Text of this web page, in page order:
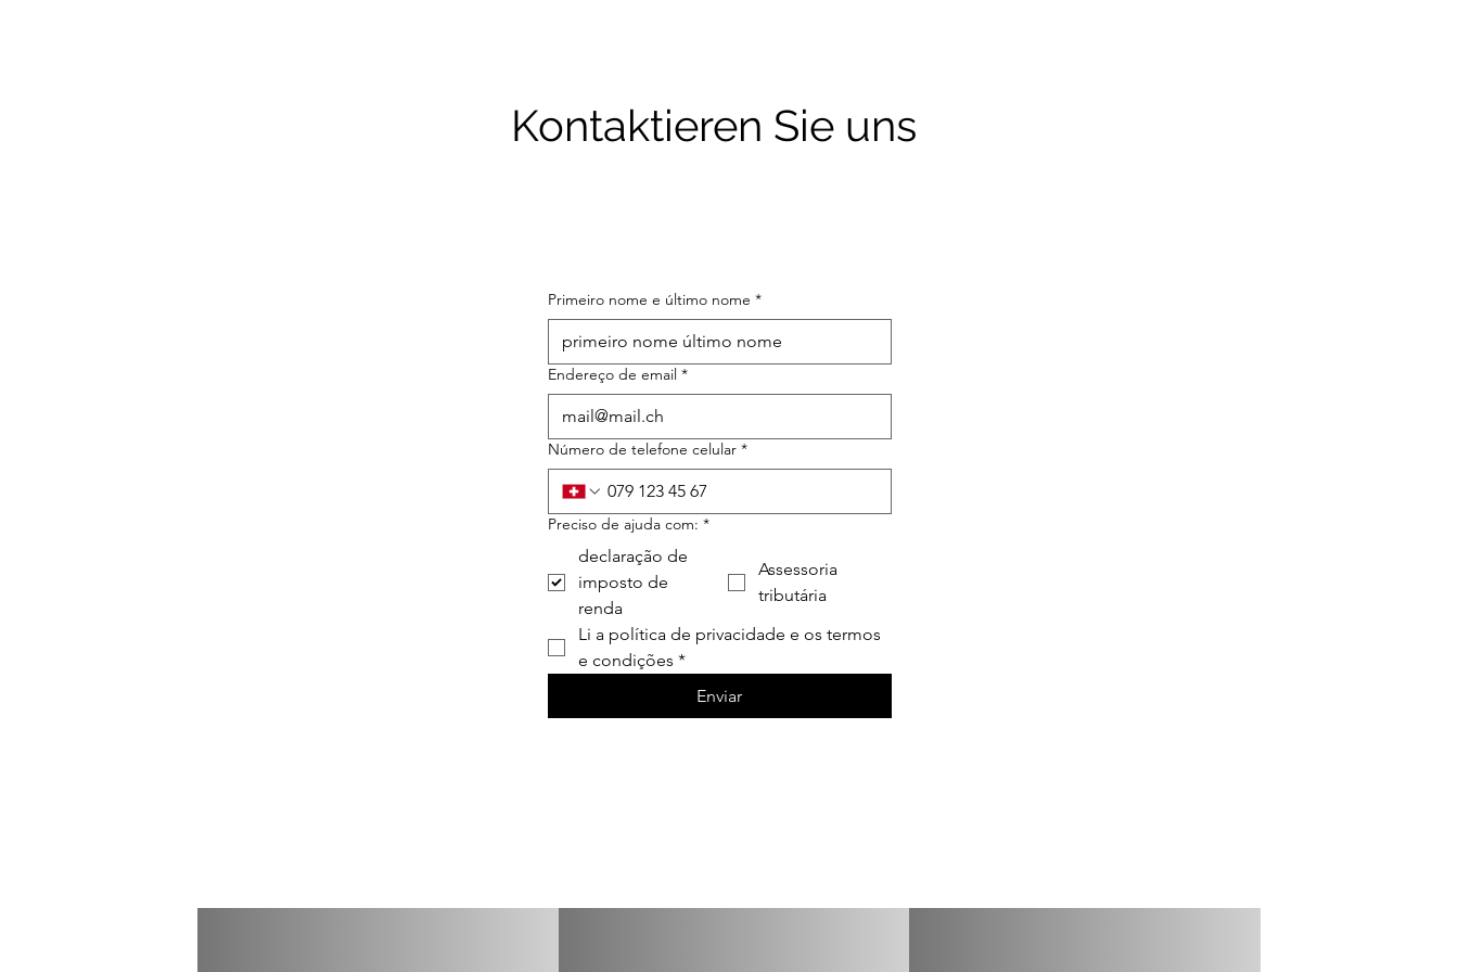
Kontaktieren Sie uns
Primeiro nome e último nome *
Endereço de email *
Número de telefone celular *
Preciso de ajuda com: *
declaração de
imposto de
renda
Assessoria
tributária
Li a política de privacidade e os termos
e condições *
Enviar